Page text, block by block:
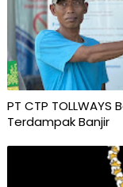
PT CTP
Terdampak Banjir